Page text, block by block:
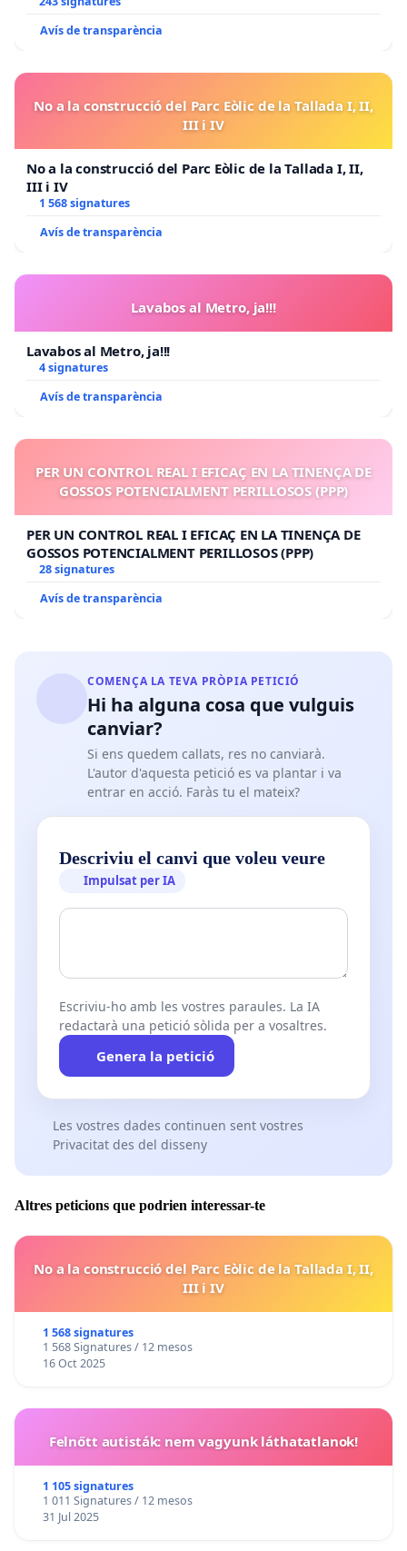
Avís de transparència
No a la construcció del Parc Eòlic de la Tallada I, II,
III i IV
No a la construcció del Parc Eòlic de la Tallada I, II,
III i IV
1 568 signatures
Avís de transparència
Lavabos al Metro, ja!!!
Lavabos al Metro, ja!!!
4 signatures
Avís de transparència
PER UN CONTROL REAL I EFICAÇ EN LA TINENÇA DE
GOSSOS POTENCIALMENT PERILLOSOS (PPP)
PER UN CONTROL REAL I EFICAÇ EN LA TINENÇA DE
GOSSOS POTENCIALMENT PERILLOSOS (PPP)
28 signatures
Avís de transparència
COMENÇA LA TEVA PRÒPIA PETICIÓ
Hi ha alguna cosa que vulguis
canviar?
Si ens quedem callats, res no canviarà.
L'autor d'aquesta petició es va plantar i va
entrar en acció. Faràs tu el mateix?
Descriviu el canvi que voleu veure
Impulsat per IA
Escriviu-ho amb les vostres paraules. La IA
redactarà una petició sòlida per a vosaltres.
Genera la petició
Les vostres dades continuen sent vostres
Privacitat des del disseny
Altres peticions que podrien interessar-te
No a la construcció del Parc Eòlic de la Tallada I, II,
III i IV
1 568 signatures
1 568 Signatures / 12 mesos
16 Oct 2025
Felnőtt autisták: nem vagyunk láthatatlanok!
1 105 signatures
1 011 Signatures / 12 mesos
31 Jul 2025